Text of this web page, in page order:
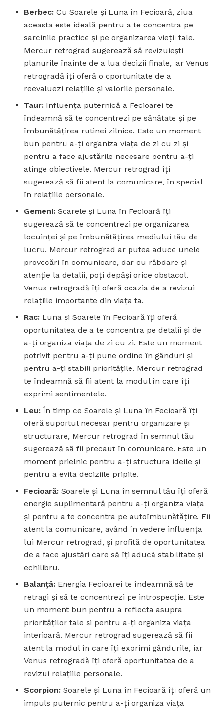
Berbec: Cu Soarele și Luna în Fecioară, ziua
aceasta este ideală pentru a te concentra pe
sarcinile practice și pe organizarea vieții tale.
Mercur retrograd sugerează să revizuiești
planurile înainte de a lua decizii finale, iar Venus
retrogradă îți oferă o oportunitate de a
reevaluezi relațiile și valorile personale.
Taur: Influența puternică a Fecioarei te
îndeamnă să te concentrezi pe sănătate și pe
îmbunătățirea rutinei zilnice. Este un moment
bun pentru a-ți organiza viața de zi cu zi și
pentru a face ajustările necesare pentru a-ți
atinge obiectivele. Mercur retrograd îți
sugerează să fii atent la comunicare, în special
în relațiile personale.
Gemeni: Soarele și Luna în Fecioară îți
sugerează să te concentrezi pe organizarea
locuinței și pe îmbunătățirea mediului tău de
lucru. Mercur retrograd ar putea aduce unele
provocări în comunicare, dar cu răbdare și
atenție la detalii, poți depăși orice obstacol.
Venus retrogradă îți oferă ocazia de a revizui
relațiile importante din viața ta.
Rac: Luna și Soarele în Fecioară îți oferă
oportunitatea de a te concentra pe detalii și de
a-ți organiza viața de zi cu zi. Este un moment
potrivit pentru a-ți pune ordine în gânduri și
pentru a-ți stabili prioritățile. Mercur retrograd
te îndeamnă să fii atent la modul în care îți
exprimi sentimentele.
Leu: În timp ce Soarele și Luna în Fecioară îți
oferă suportul necesar pentru organizare și
structurare, Mercur retrograd în semnul tău
sugerează să fii precaut în comunicare. Este un
moment prielnic pentru a-ți structura ideile și
pentru a evita deciziile pripite.
Fecioară: Soarele și Luna în semnul tău îți oferă
energie suplimentară pentru a-ți organiza viața
și pentru a te concentra pe autoîmbunătățire. Fii
atent la comunicare, având în vedere influența
lui Mercur retrograd, și profită de oportunitatea
de a face ajustări care să îți aducă stabilitate și
echilibru.
Balanță: Energia Fecioarei te îndeamnă să te
retragi și să te concentrezi pe introspecție. Este
un moment bun pentru a reflecta asupra
priorităților tale și pentru a-ți organiza viața
interioară. Mercur retrograd sugerează să fii
atent la modul în care îți exprimi gândurile, iar
Venus retrogradă îți oferă oportunitatea de a
revizui relațiile personale.
Scorpion: Soarele și Luna în Fecioară îți oferă un
impuls puternic pentru a-ți organiza viața